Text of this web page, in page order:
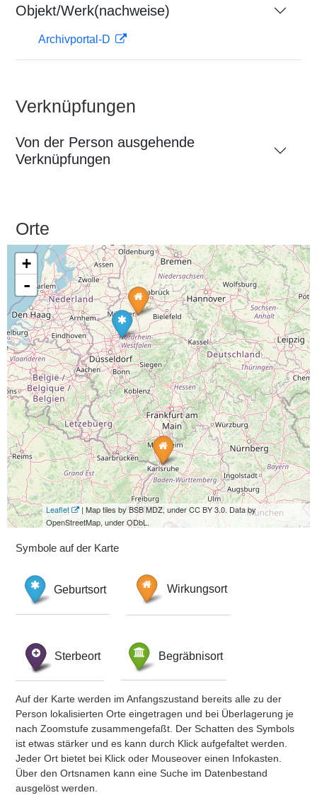
Objekt/Werk(nachweise)
Archivportal-D
Verknüpfungen
Von der Person ausgehende
Verknüpfungen
Orte
+
-
Leaflet
| Map tiles by BSB MDZ, under CC BY 3.0. Data by
OpenStreetMap, under ODbL.
Symbole auf der Karte
Geburtsort Wirkungsort
Sterbeort Begräbnisort
Auf der Karte werden im Anfangszustand bereits alle zu der
Person lokalisierten Orte eingetragen und bei Überlagerung je
nach Zoomstufe zusammengefaßt. Der Schatten des Symbols
ist etwas stärker und es kann durch Klick aufgefaltet werden.
Jeder Ort bietet bei Klick oder Mouseover einen Infokasten.
Über den Ortsnamen kann eine Suche im Datenbestand
ausgelöst werden.